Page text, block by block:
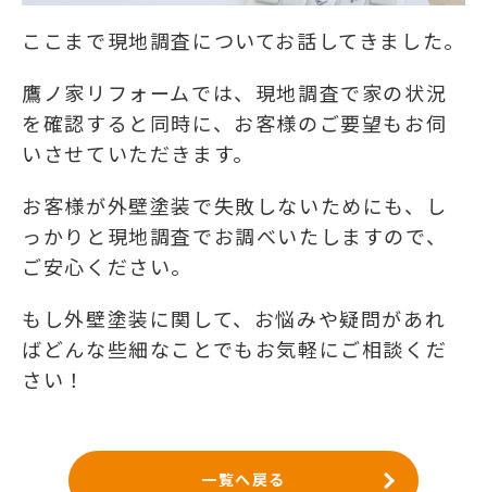
ここまで現地調査についてお話してきました。
鷹ノ家リフォームでは、現地調査で家の状況
を確認すると同時に、お客様のご要望もお伺
いさせていただきます。
お客様が外壁塗装で失敗しないためにも、し
っかりと現地調査でお調べいたしますので、
ご安心ください。
もし外壁塗装に関して、お悩みや疑問があれ
ばどんな些細なことでもお気軽にご相談くだ
さい！
一覧へ戻る